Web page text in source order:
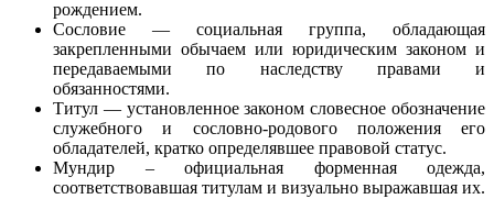
рождением.
Сословие — социальная группа, обладающая
закрепленными обычаем или юридическим законом и
передаваемыми по наследству правами и
обязанностями.
Титул — установленное законом словесное обозначение
служебного и сословно-родового положения его
обладателей, кратко определявшее правовой статус.
Мундир – официальная форменная одежда,
соответствовавшая титулам и визуально выражавшая их.